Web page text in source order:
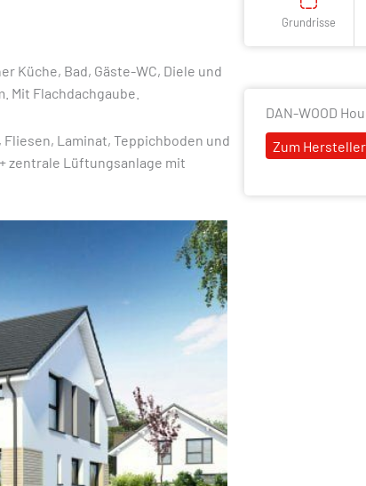
Küche, Bad, Gäste-WC, Diele und
Mit Flachdachgaube.
Laminat, Teppichboden und
zentrale Lüftungsanlage mit
Grundrisse
DAN-WOOD
Zum